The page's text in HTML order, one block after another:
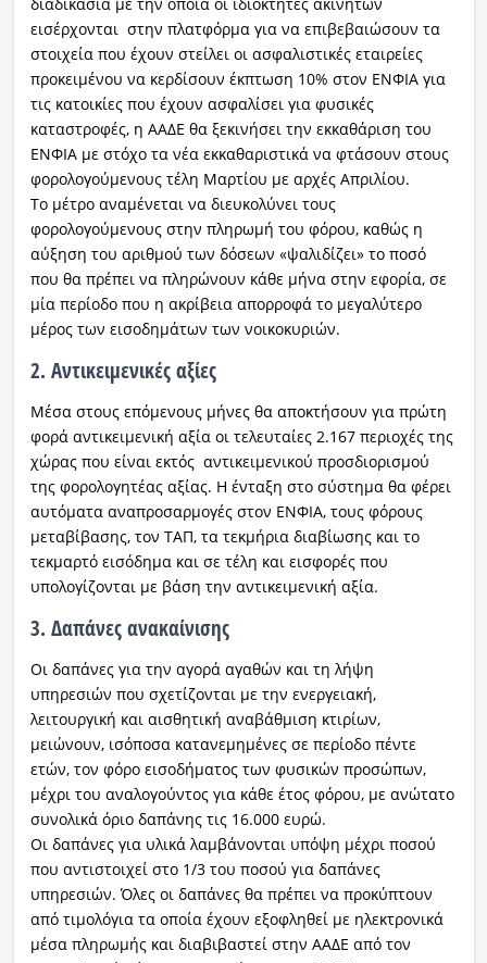
εισέρχονται στην πλατφόρμα για να επιβεβαιώσουν τα
στοιχεία που έχουν στείλει οι ασφαλιστικές εταιρείες
προκειμένου να κερδίσουν έκπτωση 10% στον ΕΝΦΙΑ για
τις κατοικίες που έχουν ασφαλίσει για φυσικές
καταστροφές, η ΑΑΔΕ θα ξεκινήσει την εκκαθάριση του
ΕΝΦΙΑ με στόχο τα νέα εκκαθαριστικά να φτάσουν στους
φορολογούμενους τέλη Μαρτίου με αρχές Απριλίου.
Το μέτρο αναμένεται να διευκολύνει τους
φορολογούμενους στην πληρωμή του φόρου, καθώς η
αύξηση του αριθμού των δόσεων «ψαλιδίζει» το ποσό
που θα πρέπει να πληρώνουν κάθε μήνα στην εφορία, σε
μία περίοδο που η ακρίβεια απορροφά το μεγαλύτερο
μέρος των εισοδημάτων των νοικοκυριών.
2. Αντικειμενικές αξίες
Μέσα στους επόμενους μήνες θα αποκτήσουν για πρώτη
φορά αντικειμενική αξία οι τελευταίες 2.167 περιοχές της
χώρας που είναι εκτός αντικειμενικού προσδιορισμού
της φορολογητέας αξίας. Η ένταξη στο σύστημα θα φέρει
αυτόματα αναπροσαρμογές στον ΕΝΦΙΑ, τους φόρους
μεταβίβασης, τον ΤΑΠ, τα τεκμήρια διαβίωσης και το
τεκμαρτό εισόδημα και σε τέλη και εισφορές που
υπολογίζονται με βάση την αντικειμενική αξία.
3. Δαπάνες ανακαίνισης
Οι δαπάνες για την αγορά αγαθών και τη λήψη
υπηρεσιών που σχετίζονται με την ενεργειακή,
λειτουργική και αισθητική αναβάθμιση κτιρίων,
μειώνουν, ισόποσα κατανεμημένες σε περίοδο πέντε
ετών, τον φόρο εισοδήματος των φυσικών προσώπων,
μέχρι του αναλογούντος για κάθε έτος φόρου, με ανώτατο
συνολικά όριο δαπάνης τις 16.000 ευρώ.
Οι δαπάνες για υλικά λαμβάνονται υπόψη μέχρι ποσού
που αντιστοιχεί στο 1/3 του ποσού για δαπάνες
υπηρεσιών. Όλες οι δαπάνες θα πρέπει να προκύπτουν
από τιμολόγια τα οποία έχουν εξοφληθεί με ηλεκτρονικά
μέσα πληρωμής και διαβιβαστεί στην ΑΑΔΕ από τον